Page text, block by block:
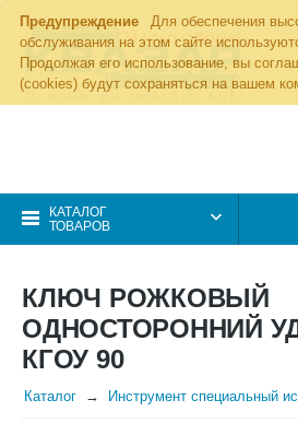
Предупреждение
Для обеспечения
обслуживания на этом сайте
Продолжая его использование, вы
(cookies) будут сохраняться на вашем
КАТАЛОГ
ТОВАРОВ
КЛЮЧ РОЖКОВЫЙ
ОДНОСТОРОННИЙ
КГОУ 90
Каталог Инструмент специальный